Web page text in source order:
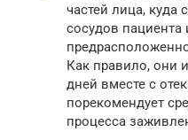
частей лица, куда
сосудов пациента
Как правило, они
дней вместе с
порекомендует
процесса